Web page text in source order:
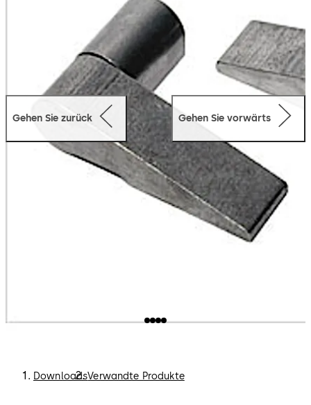
Gehen Sie zurück Gehen Sie vorwärts
DownloadsVerwandte Produkte